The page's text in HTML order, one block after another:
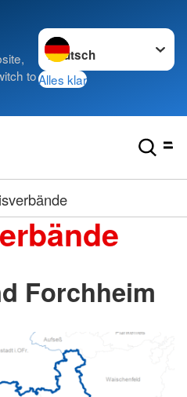
to
Sprache wechseln zu
Alles klar
Forchheim